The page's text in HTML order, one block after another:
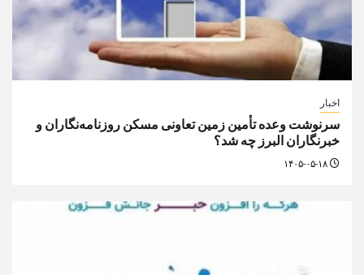
اخبار
سرنوشت وعده تأمین زمین تعاونی مسکن روزنامه‌نگاران و
خبرنگاران البرز چه شد؟